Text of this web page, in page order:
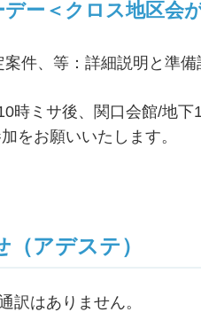
ー＜クロス地区会
案件、等：詳細説明と準備
時ミサ後、関口会館/地
をお願いいたします。
（アデステ）
訳はありません。